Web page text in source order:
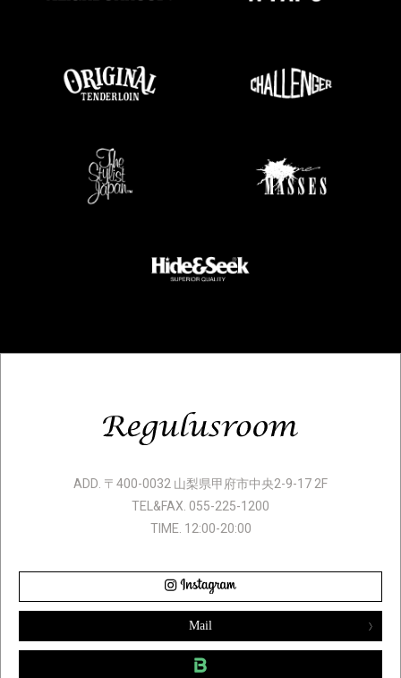
ADD. 〒400-0032 山梨県甲府市中央2-9-17 2F
TEL&FAX. 055-225-1200
TIME. 12:00-20:00
Mail